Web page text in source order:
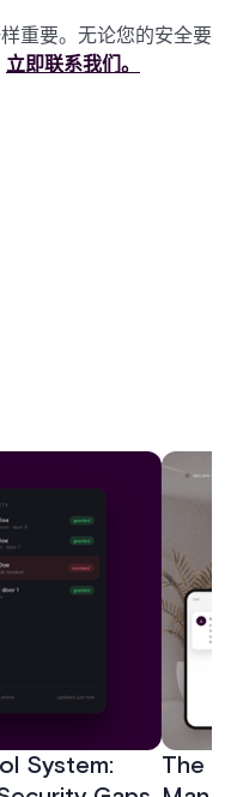
重要。无论您的安全要
立即联系我们。
System:
The